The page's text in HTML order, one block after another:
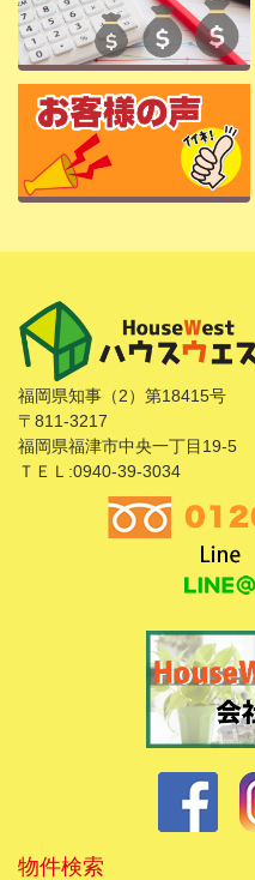
福岡県知事（2）第18415号
〒811-3217
福岡県福津市中央一丁目19-5
ＴＥＬ:0940-39-3034
物件検索